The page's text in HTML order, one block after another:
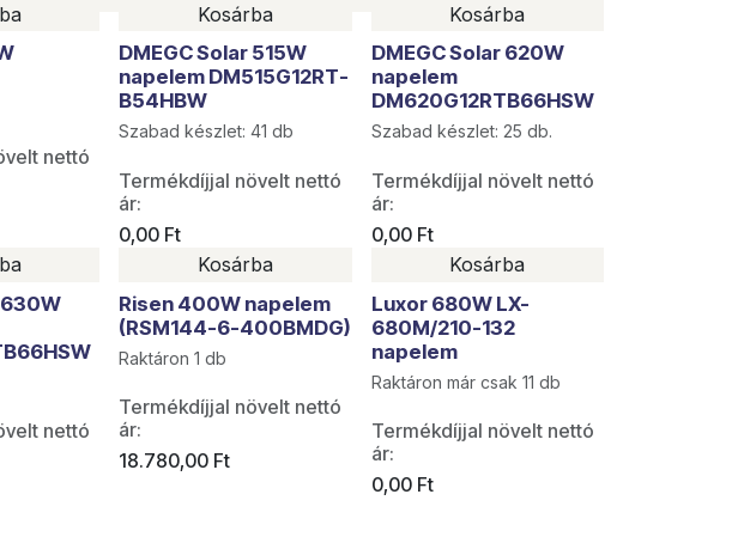
nettó
RAKLAPOS AKCIÓ
DMEGC Solar 515W
napelem DM515G12RT-
B54HBW
Szabad készlet: 41 db
Kosárba
Termékdíjjal növelt nettó
ár:
0,00 Ft
DMEGC Solar 620W
napelem
DM620G12RTB66HSW
Szabad készlet: 25 db.
Kosárba
Termékdíjjal növelt nettó
ár:
0,00Ft
630W
nettó
Utolsó darabok
Risen 400W napelem
(RSM144-6-400BMDG)
Raktáron 1 db
Kosárba
Termékdíjjal növelt nettó
ár:
18.780,00 Ft
Utolsó darabok
Luxor 680W LX-
680M/210-132
napelem
Raktáron már csak 11 db
Kosárba
Termékdíjjal növelt nettó
ár:
0,00Ft